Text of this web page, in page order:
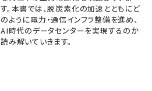
す。本書では、脱炭素化の加速とともにど
のように電力・通信インフラ整備を進め、
AI時代のデータセンターを実現するのか
読み解いていきます。